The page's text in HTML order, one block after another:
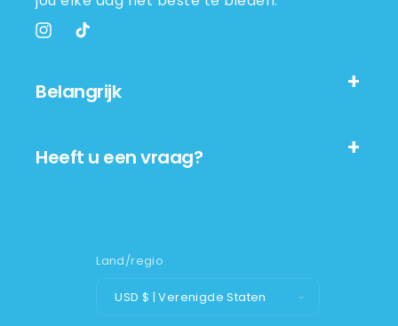
InstagramTikTok
Belangrijk
Heeft u een vraag?
Land/regio
USD $ | Verenigde Staten